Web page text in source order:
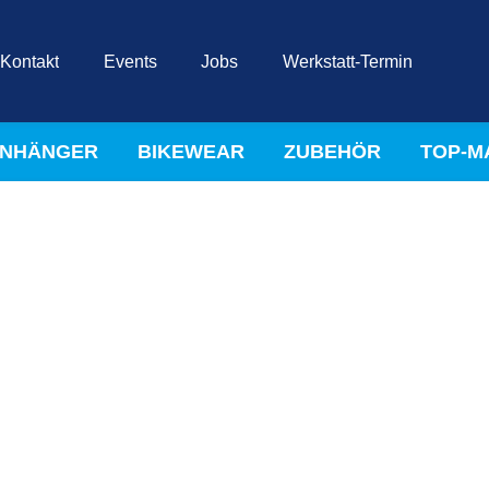
Kontakt Events Jobs Werkstatt-Termin
BIKEWEAR ZUBEHÖR TOP-